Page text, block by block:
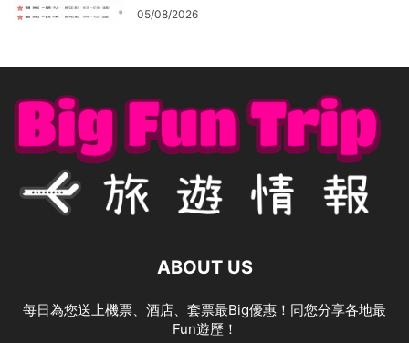
05/08/2026
ABOUT US
每日為您送上機票、酒店、套票最Big優惠！同您分享各地最
Fun遊歷！